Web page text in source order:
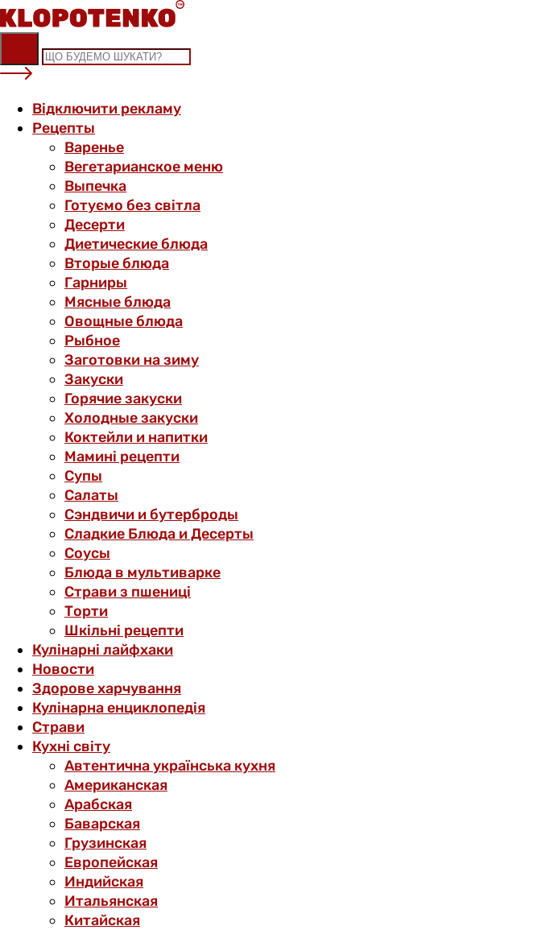
Skip
to
content
Відключити рекламу
Рецепты
Варенье
Вегетарианское меню
Выпечка
Готуємо без світла
Десерти
Диетические блюда
Вторые блюда
Гарниры
Мясные блюда
Овощные блюда
Рыбное
Заготовки на зиму
Закуски
Горячие закуски
Холодные закуски
Коктейли и напитки
Мамині рецепти
Супы
Салаты
Сэндвичи и бутерброды
Сладкие Блюда и Десерты
Соусы
Блюда в мультиварке
Страви з пшениці
Торти
Шкільні рецепти
Кулінарні лайфхаки
Новости
Здорове харчування
Кулінарна енциклопедія
Страви
Кухні світу
Автентична українська кухня
Американская
Арабская
Баварская
Грузинская
Европейская
Индийская
Итальянская
Китайская